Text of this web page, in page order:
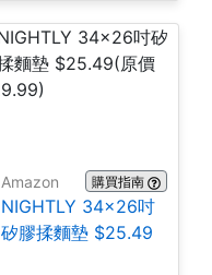
Amazon 購買指南
NIGHTLY 34x26吋
矽膠揉麵墊 $25.49